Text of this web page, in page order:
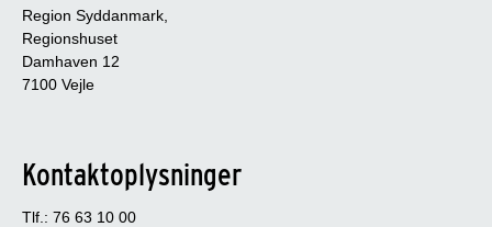
Region Syddanmark,
Regionshuset
Damhaven 12
7100 Vejle
Kontaktoplysninger
Tlf.: 76 63 10 00